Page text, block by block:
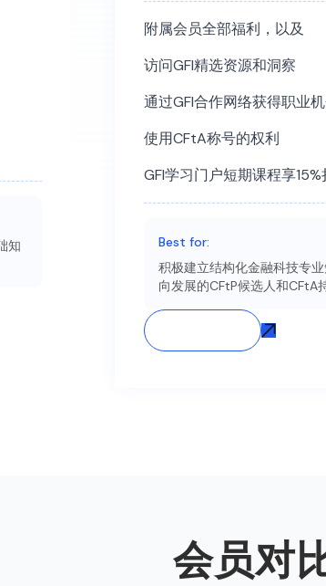
知
附属会员全部福利，以及
访问GFI精选资源和洞察
通过GFI合作网络获得职业
使用CFtA称号的权利
GFI学习门户短期课程享15%
Best for:
积极建立结构化金融科技专
向发展的CFtP候选人和CFtA
会员对